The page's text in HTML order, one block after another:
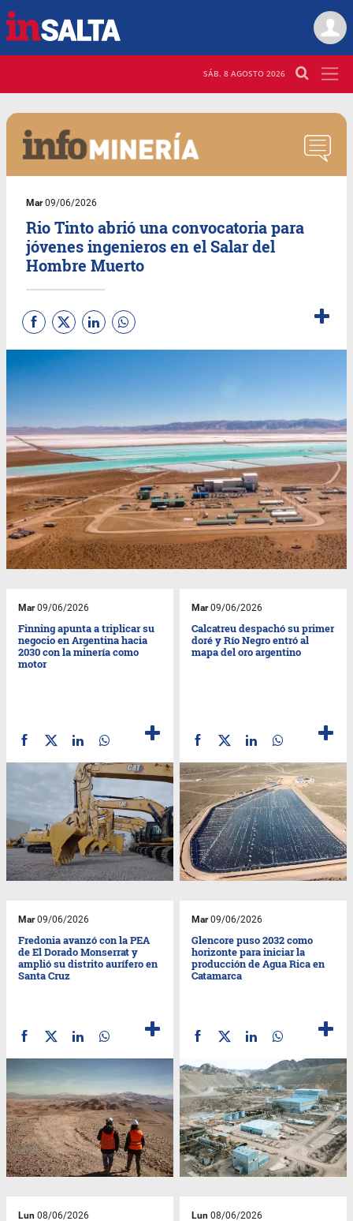
SÁB. 8 AGOSTO 2026
Mar09/06/2026
Rio Tinto abrió una convocatoria para
jóvenes ingenieros en el Salar del
Hombre Muerto
Mar09/06/2026
Finning apunta a triplicar su
negocio en Argentina hacia
2030 con la minería como
motor
Mar09/06/2026
Calcatreu despachó su primer
doré y Río Negro entró al
mapa del oro argentino
Mar09/06/2026
Fredonia avanzó con la PEA
de El Dorado Monserrat y
amplió su distrito aurífero en
Santa Cruz
Mar09/06/2026
Glencore puso 2032 como
horizonte para iniciar la
producción de Agua Rica en
Catamarca
Lun 08/06/2026 Lun 08/06/2026